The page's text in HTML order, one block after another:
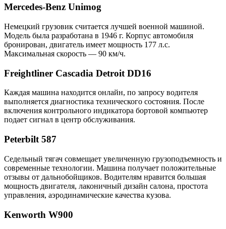
Mercedes-Benz Unimog
Немецкий грузовик считается лучшей военной машиной.
Модель была разработана в 1946 г. Корпус автомобиля
бронирован, двигатель имеет мощность 177 л.с.
Максимальная скорость — 90 км/ч.
Freightliner Cascadia Detroit DD16
Каждая машина находится онлайн, по запросу водителя
выполняется диагностика технического состояния. После
включения контрольного индикатора бортовой компьютер
подает сигнал в центр обслуживания.
Peterbilt 587
Седельный тягач совмещает увеличенную грузоподъемность и
современные технологии. Машина получает положительные
отзывы от дальнобойщиков. Водителям нравится большая
мощность двигателя, лаконичный дизайн салона, простота
управления, аэродинамические качества кузова.
Kenworth W900